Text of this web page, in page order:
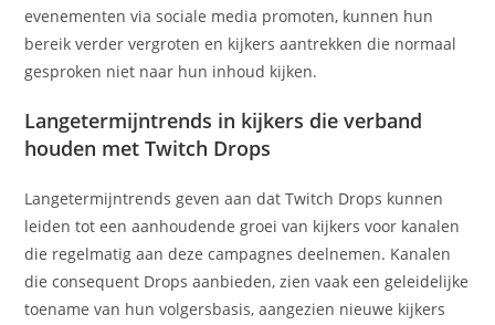
evenementen via sociale media promoten, kunnen hun
bereik verder vergroten en kijkers aantrekken die normaal
gesproken niet naar hun inhoud kijken.
Langetermijntrends in kijkers die verband
houden met Twitch Drops
Langetermijntrends geven aan dat Twitch Drops kunnen
leiden tot een aanhoudende groei van kijkers voor kanalen
die regelmatig aan deze campagnes deelnemen. Kanalen
die consequent Drops aanbieden, zien vaak een geleidelijke
toename van hun volgersbasis, aangezien nieuwe kijkers